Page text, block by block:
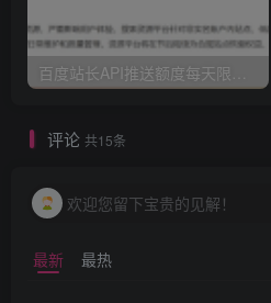
评论 共15条
欢迎您留下宝贵的见解！
最新 最热